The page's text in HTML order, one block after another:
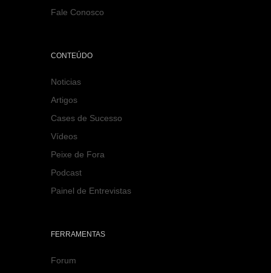
Fale Conosco
CONTEÚDO
Noticias
Artigos
Cases de Sucesso
Vídeos
Peixe de Fora
Podcast
Painel de Entrevistas
FERRAMENTAS
Forum